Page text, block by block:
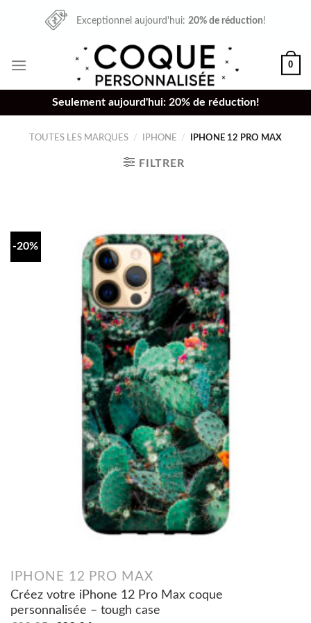
Exceptionnel aujourd'hui: 20% de réduction!
0
Seulement aujourd'hui: 20% de réduction!
TOUTES LES MARQUES / IPHONE / IPHONE 12 PRO MAX
FILTRER
-20%
IPHONE 12 PRO MAX
Créez votre iPhone 12 Pro Max coque
personnalisée – tough case